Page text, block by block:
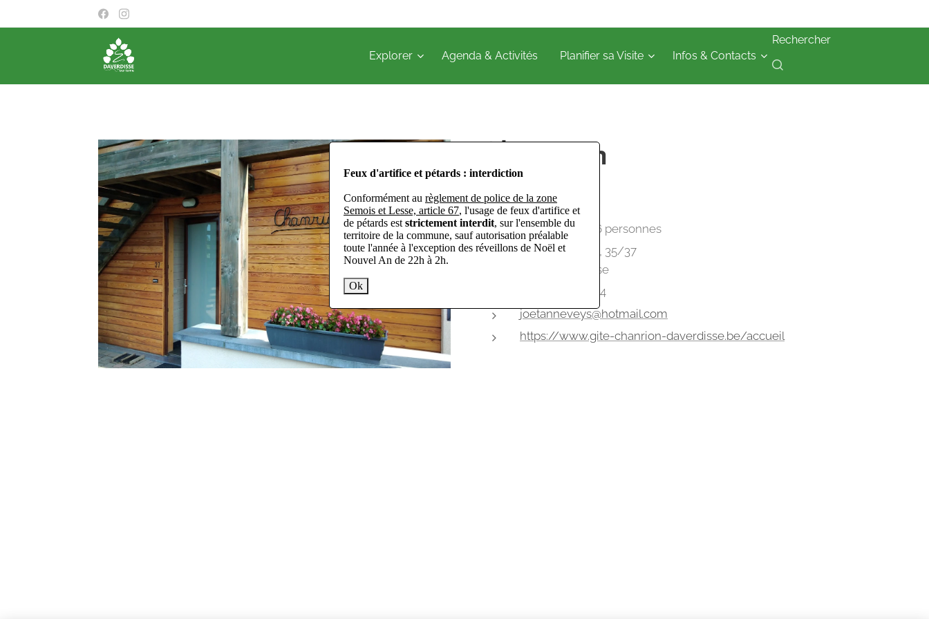
Feux d'artifice et pétards : interdiction
Conformément au règlement de police de la zone
Semois et Lesse, article 67, l'usage de feux d'artifice et
de pétards est strictement interdit, sur l'ensemble du
territoire de la commune, sauf autorisation préalable
toute l'année à l'exception des réveillons de Noël et
Nouvel An de 22h à 2h.
Ok
Explorer Agenda & Activités Planifier sa Visite Infos & Contacts
Rechercher
Chanrion
Gite
2 chambres / 6 personnes
Rue des Routis, 35/37
6929 Daverdisse
+32 479 35 26 64
joetanneveys@hotmail.com
https://www.gite-chanrion-daverdisse.be/accueil